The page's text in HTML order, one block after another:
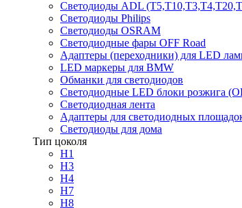
Светодиоды ADL
Светодиоды Philips
Светодиоды OSRAM
Светодиодные фары OFF Road
Адаптеры (переходники) для LED
LED маркеры для BMW
Обманки для светодиодов
Светодиодные LED блоки розжига
Светодиодная лента
Адаптеры для светодиодных
Светодиоды для дома
Тип цоколя
H1
H3
H4
H7
H8